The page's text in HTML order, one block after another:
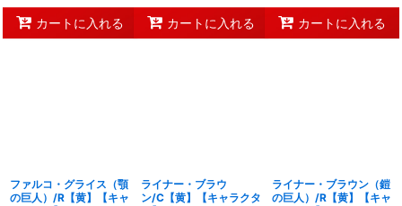
カートに入れる カートに入れる カートに入れる
ファルコ・グライス（顎
の巨人）/R【黄】【キャ
ライナー・ブラウ
ン/C【黄】【キャラクタ
ライナー・ブラウン（鎧
の巨人）/R【黄】【キャ